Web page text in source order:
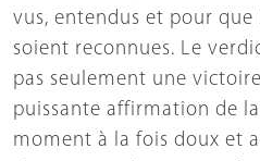
vus, entendus et pour que
soient reconnues. Le
pas seulement une
puissante affirmation de la
moment à la fois doux et